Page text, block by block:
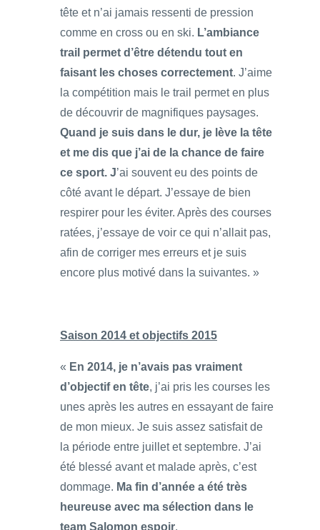
tête et n’ai jamais ressenti de pression
comme en cross ou en ski. L’ambiance
trail permet d’être détendu tout en
faisant les choses correctement. J’aime
la compétition mais le trail permet en plus
de découvrir de magnifiques paysages.
Quand je suis dans le dur, je lève la tête
et me dis que j’ai de la chance de faire
ce sport. J’ai souvent eu des points de
côté avant le départ. J’essaye de bien
respirer pour les éviter. Après des courses
ratées, j’essaye de voir ce qui n’allait pas,
afin de corriger mes erreurs et je suis
encore plus motivé dans la suivantes. »
Saison 2014 et objectifs 2015
« En 2014, je n’avais pas vraiment
d’objectif en tête, j’ai pris les courses les
unes après les autres en essayant de faire
de mon mieux. Je suis assez satisfait de
la période entre juillet et septembre. J’ai
été blessé avant et malade après, c’est
dommage. Ma fin d’année a été très
heureuse avec ma sélection dans le
team Salomon espoir.